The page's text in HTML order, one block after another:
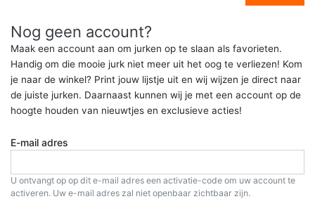
Nog geen account?
Maak een account aan om jurken op te slaan als favorieten.
Handig om die mooie jurk niet meer uit het oog te verliezen! Kom
je naar de winkel? Print jouw lijstje uit en wij wijzen je direct naar
de juiste jurken. Daarnaast kunnen wij je met een account op de
hoogte houden van nieuwtjes en exclusieve acties!
E-mail adres
U ontvangt op op dit e-mail adres een activatie-code om uw account te
activeren. Uw e-mail adres zal niet openbaar zichtbaar zijn.